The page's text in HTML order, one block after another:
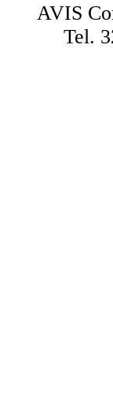
AVIS
Tel.